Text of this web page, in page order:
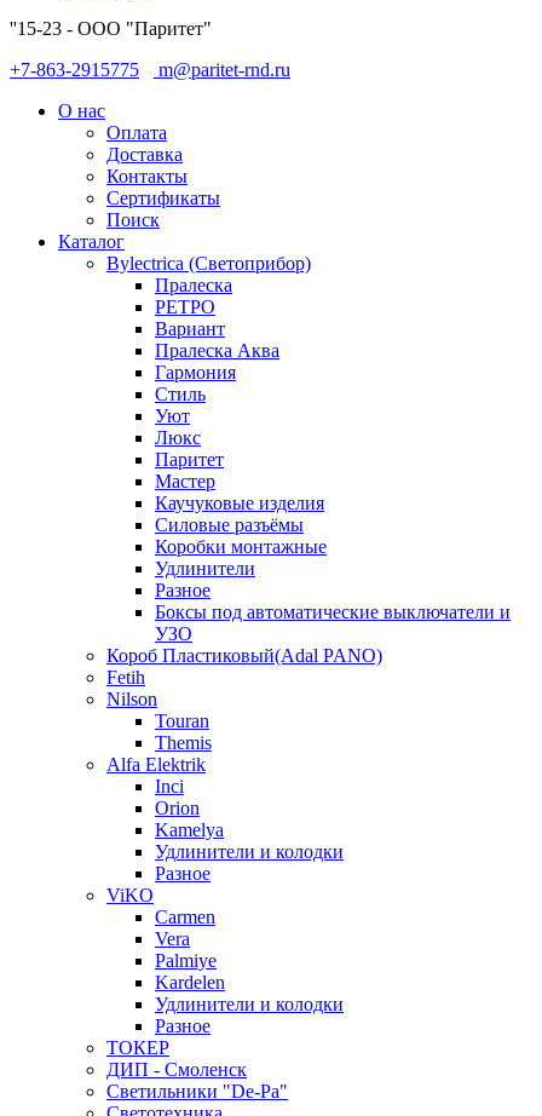
''15-23 - ООО "Паритет"
+7-863-2915775
m@paritet-rnd.ru
О нас
Оплата
Доставка
Контакты
Сертификаты
Поиск
Каталог
Bylectrica (Светоприбор)
Пралеска
РЕТРО
Вариант
Пралеска Аква
Гармония
Стиль
Уют
Люкс
Паритет
Мастер
Каучуковые изделия
Силовые разъёмы
Коробки монтажные
Удлинители
Разное
Боксы под автоматические выключатели и
УЗО
Короб Пластиковый(Adal PANO)
Fetih
Nilson
Touran
Themis
Alfa Elektrik
Inci
Orion
Kamelya
Удлинители и колодки
Разное
ViKO
Carmen
Vera
Palmiye
Kardelen
Удлинители и колодки
Разное
ТОКЕР
ДИП - Смоленск
Светильники "De-Pa"